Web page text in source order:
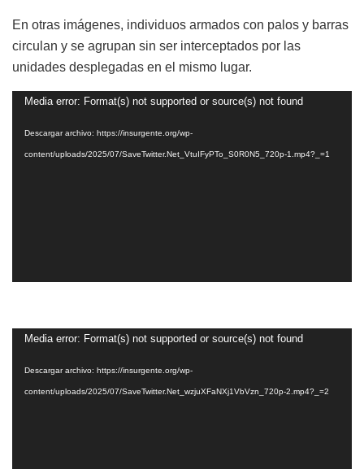
En otras imágenes, individuos armados con palos y barras
circulan y se agrupan sin ser interceptados por las
unidades desplegadas en el mismo lugar.
Reproductor
Media error: Format(s) not supported or source(s) not found
Descargar archivo: https://insurgente.org/wp-
content/uploads/2025/07/SaveTwitter.Net_VtuIFyPTo_S0R0N5_720p-1.mp4?_=1
Reproductor
Media error: Format(s) not supported or source(s) not found
Descargar archivo: https://insurgente.org/wp-
content/uploads/2025/07/SaveTwitter.Net_wzjuXFaNXj1VbVzn_720p-2.mp4?_=2